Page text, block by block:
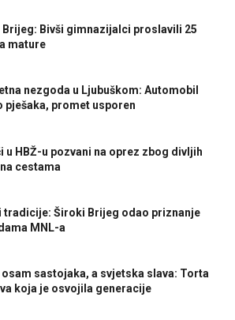
Bivši gimnazijalci proslavili 25
mature
nezgoda u Ljubuškom: Automobil
pješaka, promet usporen
u HBŽ-u pozvani na oprez zbog divljih
cestama
tradicije: Široki Brijeg odao priznanje
MNL-a
sastojaka, a svjetska slava: Torta
koja je osvojila generacije